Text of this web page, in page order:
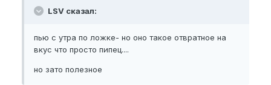
LSV сказал:
пью с утра по ложке- но оно такое отвратное на
вкус что просто пипец....
но зато полезное